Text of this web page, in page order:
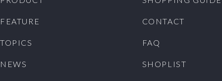
FEATURE
TOPICS
NEWS
CONTACT
FAQ
SHOPLIST